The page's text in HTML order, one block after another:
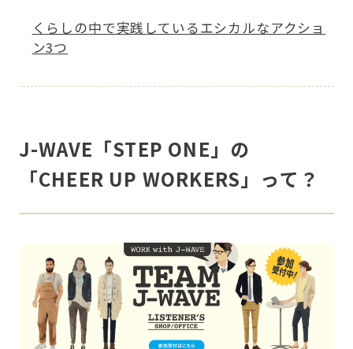
くらしの中で実践しているエシカルなアクショ
ン3つ
J-WAVE「STEP ONE」の
「CHEER UP WORKERS」って？